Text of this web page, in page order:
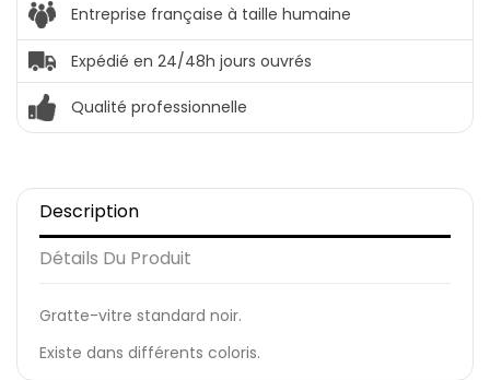
Entreprise française à taille humaine
Expédié en 24/48h jours ouvrés
Qualité professionnelle
Description
Détails Du Produit
Gratte-vitre standard noir.
Existe dans différents coloris.